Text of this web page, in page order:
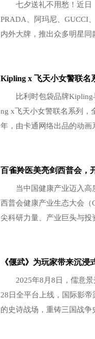
七夕送礼不用愁！近日
PRADA、阿玛尼、GUCCI
内外大牌，推出众多明星
Kipling x 飞天小女警联名
比利时包袋品牌Kipling
ng x飞天小女警联名系列，
年，由卡通网络出品的动
百雀羚医美亮剑西普会，
当中国健康产业迈入高
西普会健康产业生态大会（
尖科研力量、产业巨头与
《偃武》为玩家带来沉浸
2025年8月8日，儒意景
28日全平台上线，国际影
的史诗战场，重铸三国战